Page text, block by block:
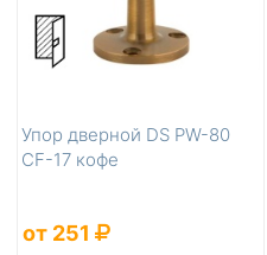
Упор дверной DS PW-80
CF-17 кофе
от 251